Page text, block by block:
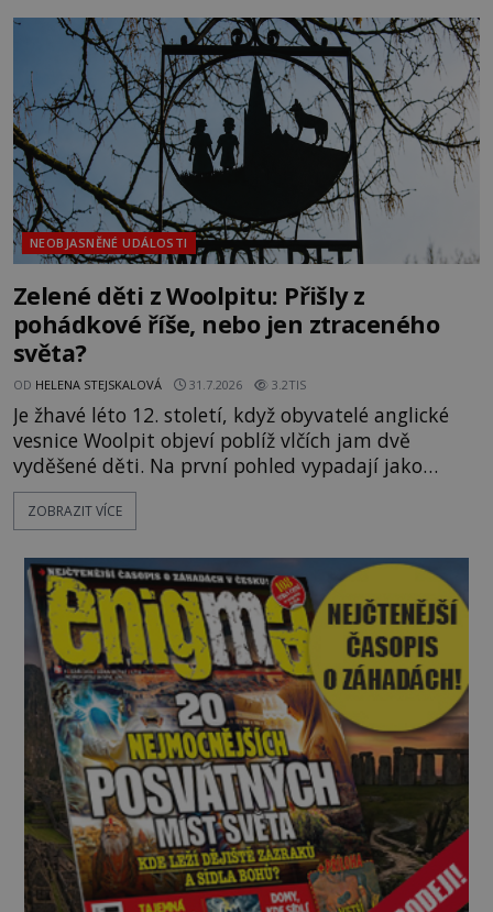
jistotou neví, kdo jej napsal, kdy vznikl ani co
vlastně vypráví. Rohoncský kodex se poprvé
objevuje v roce
NEOBJASNĚNÉ UDÁLOSTI
Zelené děti z Woolpitu: Přišly z
pohádkové říše, nebo jen ztraceného
světa?
OD HELENA STEJSKALOVÁ 31.7.2026 3.2TIS
Je žhavé léto 12. století, když obyvatelé anglické
vesnice Woolpit objeví poblíž vlčích jam dvě
vyděšené děti. Na první pohled vypadají jako
každé jiné, až na jednu děsivou výjimku. Jejich
kůže má nazelenalý odstín, mluví
kromě syrových bobů. Příběh se rychle stává
jednou z největších záhad středověké Anglie a ani
po téměř devíti stech letech není
ZOBRAZIT VÍCE